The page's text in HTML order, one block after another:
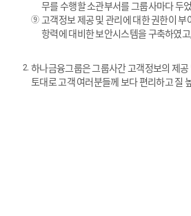
무를 수행할 소관부서를 그룹사마다 두
고객정보 제공 및 관리에 대한 권한이
항력에 대비한 보안시스템을 구축하였
하나금융그룹은 그룹사간 고객정보의 제
토대로 고객 여러분들께 보다 편리하고 질